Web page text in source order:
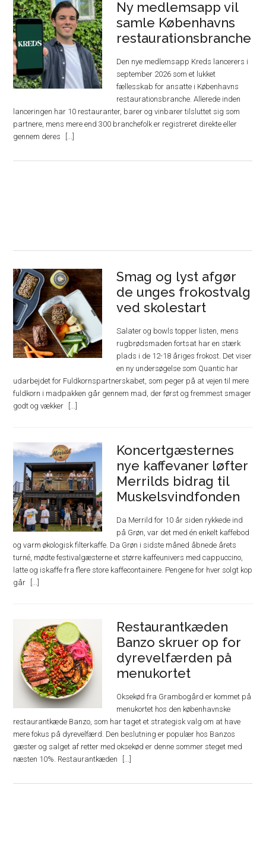
Ny medlemsapp vil
samle Københavns
restaurationsbranche
Den nye medlemsapp Kreds lancerers i
september 2026 som et lukket
fællesskab for ansatte i Københavns
restaurationsbranche. Allerede inden
lanceringen har 10 restauranter, barer og vinbarer tilsluttet sig som
partnere, mens mere end 300 branchefolk er registreret direkte eller
gennem deres
Smag og lyst afgør
de unges frokostvalg
ved skolestart
Salater og bowls topper listen, mens
rugbrødsmaden fortsat har en stærk
plads i de 12-18 åriges frokost. Det viser
en ny undersøgelse som Quantic har
udarbejdet for Fuldkornspartnerskabet, som peger på at vejen til mere
fuldkorn i madpakken går gennem mad, der først og fremmest smager
godt og vækker
Koncertgæsternes
nye kaffevaner løfter
Merrilds bidrag til
Muskelsvindfonden
Da Merrild for 10 år siden rykkede ind
på Grøn, var det med én enkelt kaffebod
og varm økologisk filterkaffe. Da Grøn i sidste måned åbnede årets
turné, mødte festivalgæsterne et større kaffeunivers med cappuccino,
latte og iskaffe fra flere store kaffecontainere. Pengene for hver solgt kop
går
Restaurantkæden
Banzo skruer op for
dyrevelfærden på
menukortet
Oksekød fra Grambogård er kommet på
menukortet hos den københavnske
restaurantkæde Banzo, som har taget et strategisk valg om at have
mere fokus på dyrevelfærd. Den beslutning er populær hos Banzos
gæster og salget af retter med oksekød er denne sommer steget med
næsten 10%. Restaurantkæden